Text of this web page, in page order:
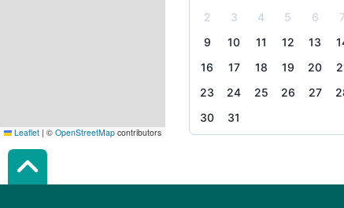
2
3 4 5 6 7
9
10 11 12 13
16
17 18 19 20
23
24 25 26 27
30
31
Leaflet | © OpenStreetMap contributors
Scroll top of the page